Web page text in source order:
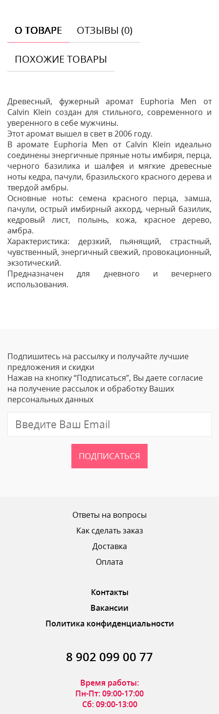
О ТОВАРЕ ОТЗЫВЫ (0)
ПОХОЖИЕ ТОВАРЫ
Древесный, фужерный аромат Euphoria Men от
Calvin Klein создан для стильного, современного и
уверенного в себе мужчины.
Этот аромат вышел в свет в 2006 году.
В аромате Euphoria Men от Calvin Klein идеально
соединены энергичные пряные ноты имбиря, перца,
черного базилика и шалфея и мягкие древесные
ноты кедра, пачули, бразильского красного дерева и
твердой амбры.
Основные ноты: семена красного перца, замша,
пачули, острый имбирный аккорд, черный базилик,
кедровый лист, полынь, кожа, красное дерево,
амбра.
Характеристика: дерзкий, пьянящий, страстный,
чувственный, энергичный свежий, провокационный,
экзотический.
Предназначен для дневного и вечернего
использования.
Ваше Имя
Email
ОТПРАВИТЬ ОТЗЫВ
Подпишитесь на рассылку и получайте лучшие
предложения и скидки
Нажав на кнопку “Подписаться”, Вы даете согласие
на получение рассылок и обработку Ваших
персональных данных
ПОДПИСАТЬСЯ
Ответы на вопросы
Как сделать заказ
Доставка
Оплата
Контакты
Вакансии
Политика конфиденциальности
8 902 099 00 77
Время работы:
Пн-Пт: 09:00-17:00
Сб: 09:00-13:00